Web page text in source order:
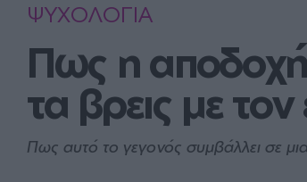
ΨΥΧΟΛΟΓΙΑ
Πως η αποδοχή
τα βρεις με
Πως αυτό το γεγονός συμβάλλει σε